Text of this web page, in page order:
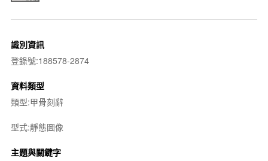
識別資訊
登錄號:188578-2874
資料類型
類型:甲骨刻辭
型式:靜態圖像
主題與關鍵字